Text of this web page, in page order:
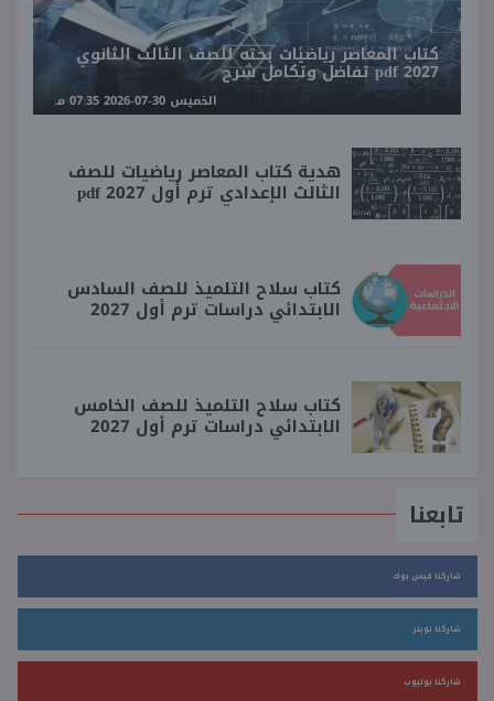
كتاب المعاصر رياضيات بحته للصف الثالث الثانوي
2027 pdf تفاضل وتكامل شرح
الخميس 30-07-2026 07:35 مـ
هدية كتاب المعاصر رياضيات للصف
الثالث الإعدادي ترم أول 2027 pdf
كتاب سلاح التلميذ للصف السادس
الابتدائي دراسات ترم أول 2027
كتاب سلاح التلميذ للصف الخامس
الابتدائي دراسات ترم أول 2027
تابعنا
شاركنا فيس بوك
شاركنا تويتر
شاركنا يوتيوب